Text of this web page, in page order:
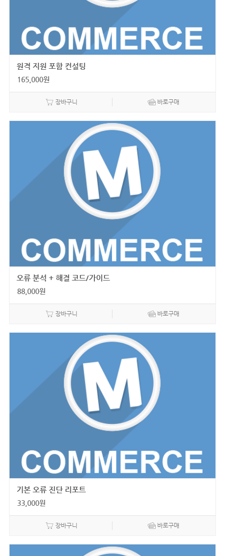
원격 지원 포함 컨설팅
165,000원
장바구니 바로구매
오류 분석 + 해결 코드/가이드
88,000원
장바구니 바로구매
기본 오류 진단 리포트
33,000원
장바구니 바로구매